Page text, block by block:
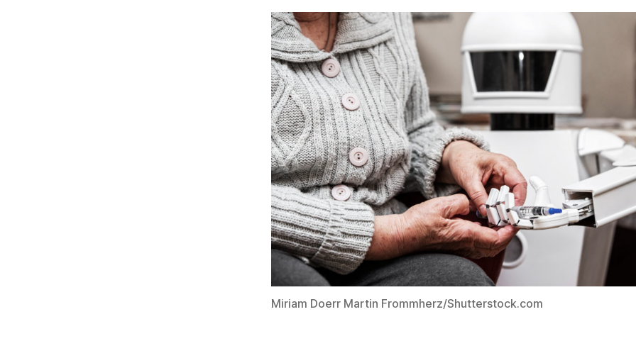
Miriam Doerr Martin Frommherz/Shutterstock.com